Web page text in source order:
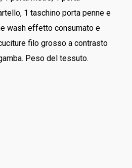
1 taschino porta penne e
wash effetto consumato e
filo grosso a contrasto
Peso del tessuto.